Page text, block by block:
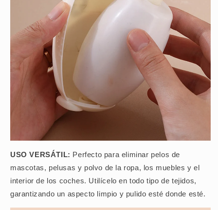
USO VERSÁTIL: Perfecto para eliminar pelos de
mascotas, pelusas y polvo de la ropa, los muebles y el
interior de los coches. Utilícelo en todo tipo de tejidos,
garantizando un aspecto limpio y pulido esté donde esté.